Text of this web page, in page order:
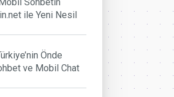
ile Yeni Nesil
Önde
ve Mobil Chat